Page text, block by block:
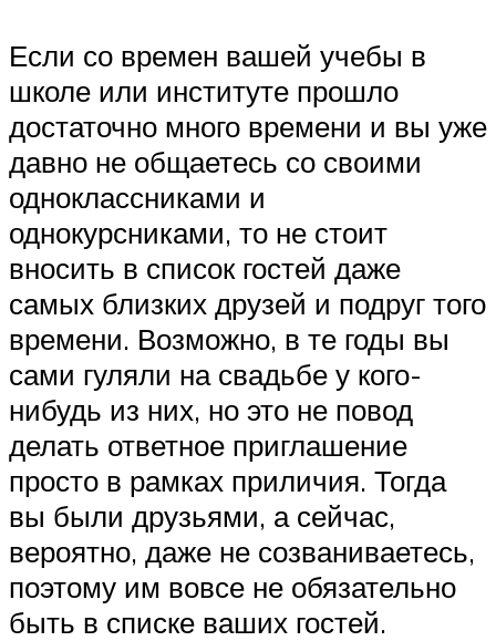
Если со времен вашей учебы в
школе или институте прошло
достаточно много времени и вы уже
давно не общаетесь со своими
одноклассниками и
однокурсниками, то не стоит
вносить в список гостей даже
самых близких друзей и подруг того
времени. Возможно, в те годы вы
сами гуляли на свадьбе у кого-
нибудь из них, но это не повод
делать ответное приглашение
просто в рамках приличия. Тогда
вы были друзьями, а сейчас,
вероятно, даже не созваниваетесь,
поэтому им вовсе не обязательно
быть в списке ваших гостей.